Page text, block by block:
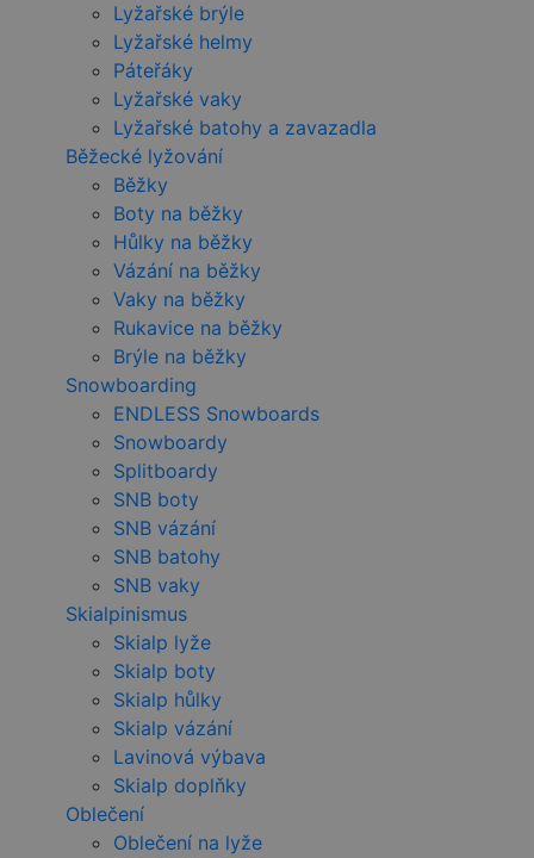
Lyžařské brýle
Lyžařské helmy
Páteřáky
Lyžařské vaky
Lyžařské batohy a zavazadla
Běžecké lyžování
Běžky
Boty na běžky
Hůlky na běžky
Vázání na běžky
Vaky na běžky
Rukavice na běžky
Brýle na běžky
Snowboarding
ENDLESS Snowboards
Snowboardy
Splitboardy
SNB boty
SNB vázání
SNB batohy
SNB vaky
Skialpinismus
Skialp lyže
Skialp boty
Skialp hůlky
Skialp vázání
Lavinová výbava
Skialp doplňky
Oblečení
Oblečení na lyže